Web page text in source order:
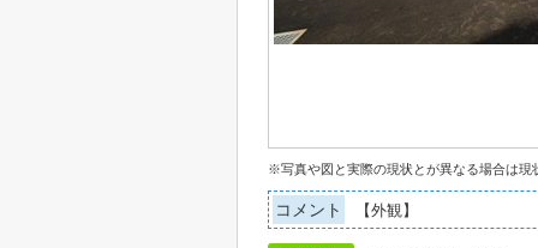
※写真や図と実際の現状とが異なる場合は現
コメント 【外観】